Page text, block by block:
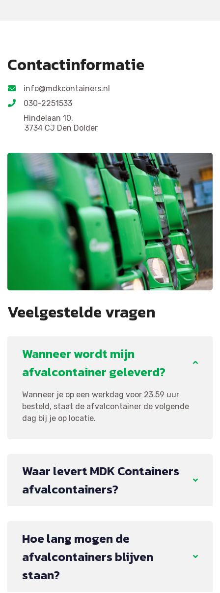
Contactinformatie
info@mdkcontainers.nl
030-2251533
Hindelaan 10,
3734 CJ Den Dolder
Veelgestelde vragen
Wanneer wordt mijn
afvalcontainer geleverd?
Wanneer je op een werkdag voor 23.59 uur
besteld, staat de afvalcontainer de volgende
dag bij je op locatie.
Waar levert MDK Containers
afvalcontainers?
Hoe lang mogen de
afvalcontainers blijven
staan?